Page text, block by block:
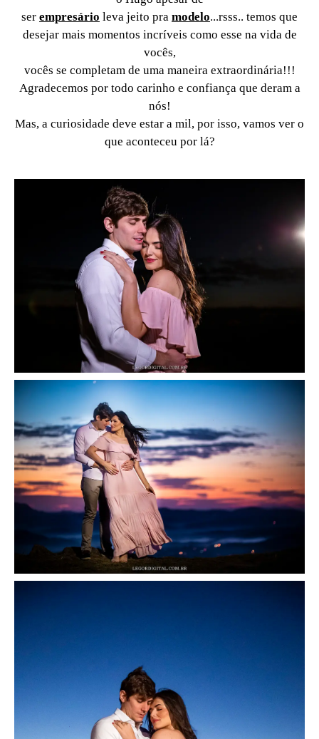
ser empresário leva jeito pra modelo...rsss.. temos que
desejar mais momentos incríveis como esse na vida de
vocês,
vocês se completam de uma maneira extraordinária!!!
Agradecemos por todo carinho e confiança que deram a
nós!
Mas, a curiosidade deve estar a mil, por isso, vamos ver o
que aconteceu por lá?